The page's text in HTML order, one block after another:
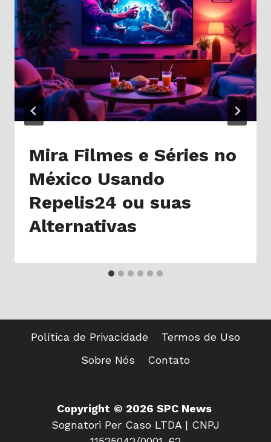
Mira Filmes e Séries no
México Usando
Repelis24 ou suas
Alternativas
Política de Privacidade
Termos de Uso
Sobre Nós
Contato
Copyright © 2026 SPC News
Sognatori Per Caso LTDA | CNPJ